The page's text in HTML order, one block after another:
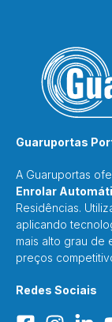
Guaruportas
A Guaruportas
Enrolar
Residências.
aplicando
mais alto grau de
preços
Redes Sociais